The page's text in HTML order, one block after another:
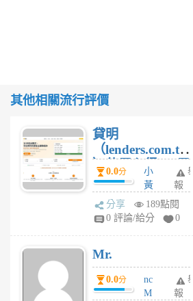
其他相關流行評價
貸明
（lenders.com.tw
）使用心得 — 民
間貸款比較平台
體驗
0.0分
小
黃
蜂
1
舉
報
分享
189點閱
0 評論/給分
0
Mr.
0.0分
nc
M
舉
報